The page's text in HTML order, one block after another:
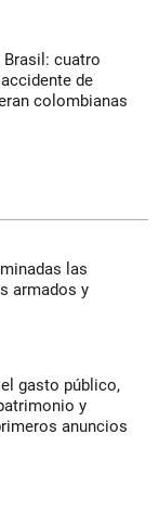
Brasil: cuatro
de
colombianas
las
armados y
gasto público,
y
anuncios